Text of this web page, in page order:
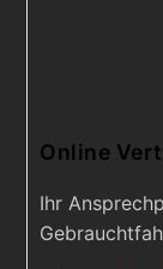
Online
Ihr